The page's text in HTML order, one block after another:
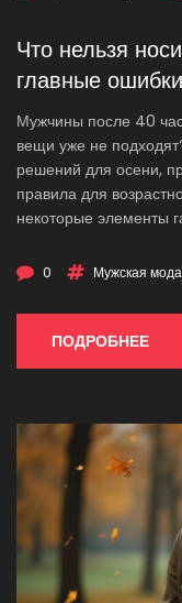
Что нельзя
главные
Мужчины после 40
вещи уже не
решений для осени,
правила для
некоторые элементы
помогаем найти
только удобные
0 Мужская мода
ПОДРОБНЕЕ